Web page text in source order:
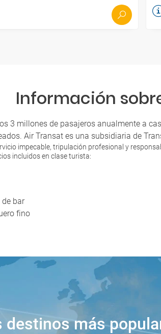
Información sobre
3 millones de pasajeros anualmente a
Air Transat es una subsidiaria de
impecable, tripulación profesional y
incluidos en clase turista:
bar
fino
destinos más